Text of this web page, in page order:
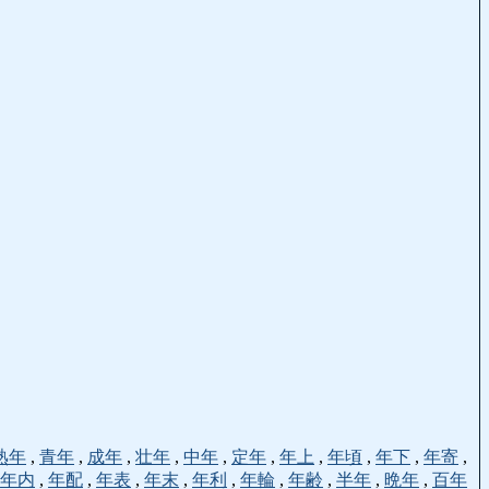
年 , 青年 , 成年 , 壮年 , 中年 , 定年 , 年上 , 年頃 , 年下 , 年寄 ,
年内 , 年配 , 年表 , 年末 , 年利 , 年輪 , 年齢 , 半年 , 晩年 , 百年